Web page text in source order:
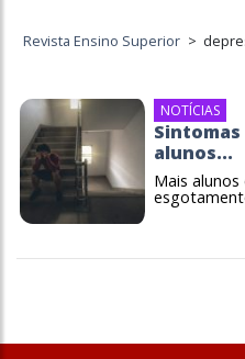
Revista Ensino Superior >
NOTÍCIAS
alunos...
Mais